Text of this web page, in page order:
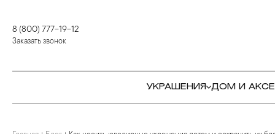
8 (800) 777-19-12
Заказать звонок
УКРАШЕНИЯ ДОМ И